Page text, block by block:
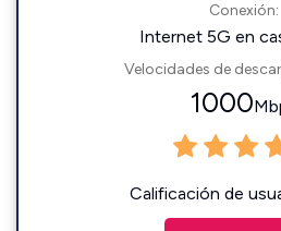
Conexión:
Internet 5G en
Velocidades de
1000
Calificación de